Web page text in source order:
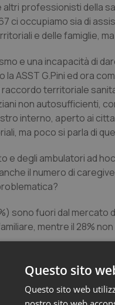
professionisti della
ci occupiamo sia di
e delle famiglie,
e una incapacità di
ASST G.Pini ed ora
territoriale
non autosufficienti,
interno, aperto ai
ma poco si parla di
e degli ambulatori ad
il numero di
sono fuori dal mercato
mentre il 28%
la ASST G.Pini e
Questo sito
Questo sito web